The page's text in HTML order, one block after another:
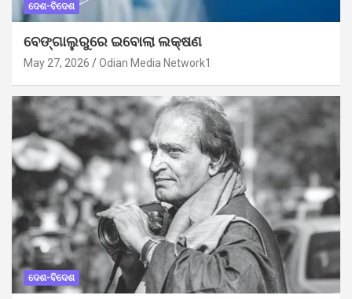
ଦେଶ-ବିଦେଶ
ବେଙ୍ଗାଲୁରୁରେ ଇବୋଲା ଲକ୍ଷଣ
May 27, 2026 Odian Media Network1
ଦେଶ-ବିଦେଶ